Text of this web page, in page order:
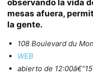
observando la vida
mesas afuera,
la gente.
108 Boulevard du
WEB
abierto de